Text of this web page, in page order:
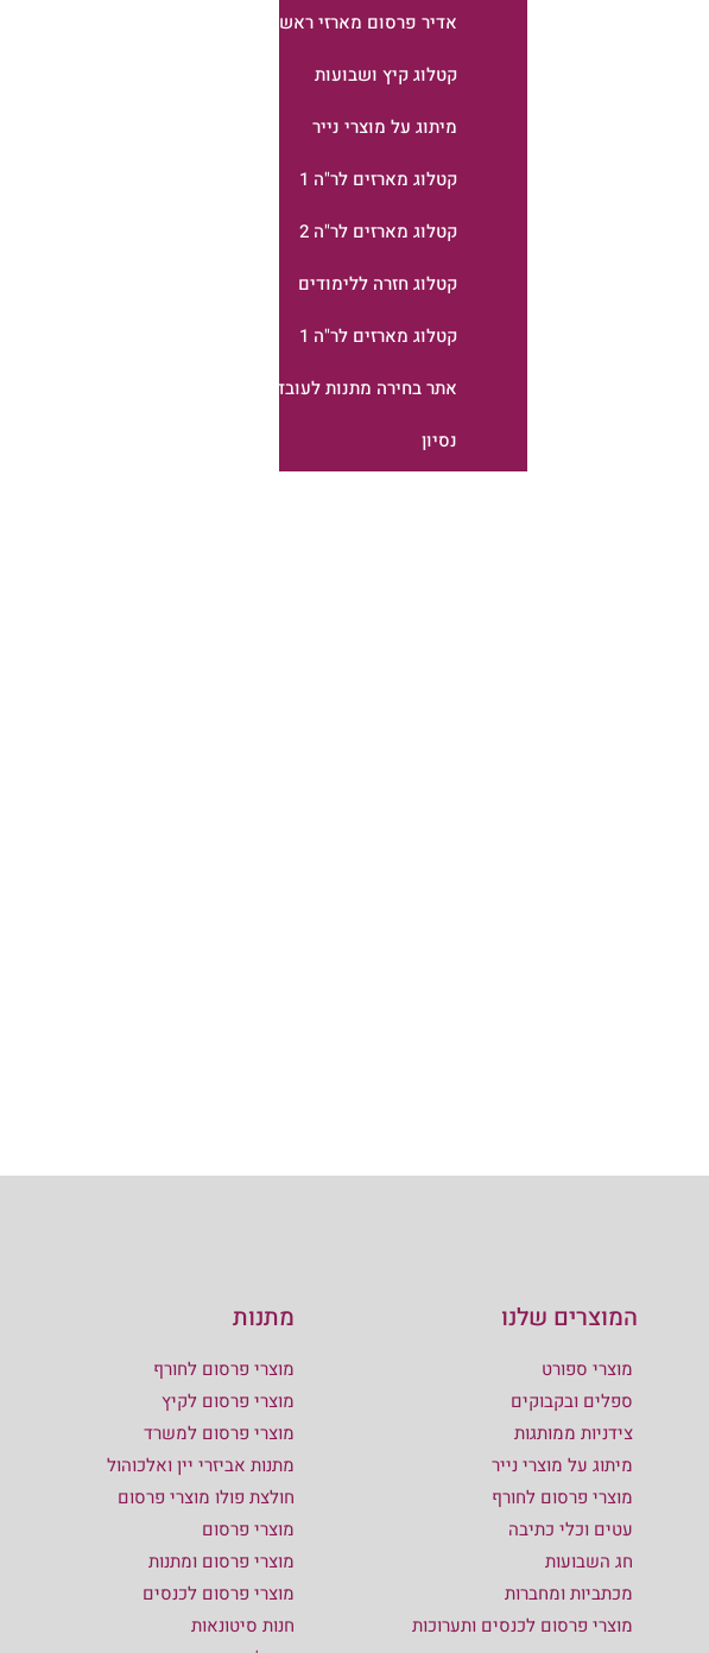
אדיר פרסום מארזי ראש השנה
קטלוג קיץ ושבועות
מיתוג על מוצרי נייר
קטלוג מארזים לר"ה 1
קטלוג מארזים לר"ה 2
קטלוג חזרה ללימודים
קטלוג מארזים לר"ה 1
אתר בחירה מתנות לעובדים
נסיון
המוצרים שלנו
מוצרי ספורט
ספלים ובקבוקים
צידניות ממותגות
מיתוג על מוצרי נייר
מוצרי פרסום לחורף
עטים וכלי כתיבה
חג השבועות
מכתביות ומחברות
מוצרי פרסום לכנסים ותערוכות
מתנות
מוצרי פרסום לחורף
מוצרי פרסום לקיץ
מוצרי פרסום למשרד
מתנות אביזרי יין ואלכוהול
חולצת פולו מוצרי פרסום
מוצרי פרסום
מוצרי פרסום ומתנות
מוצרי פרסום לכנסים
חנות סיטונאות